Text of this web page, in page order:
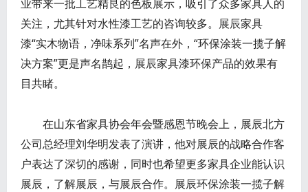
业带来一批工艺精良的色板展示，吸引了众多家具人的
关注，尤其针对水性漆工艺的咨询较多。展辰家具
漆“实木物语，净味系列”名声在外，“环保涂装一揽子解
决方案”更是声名鹊起，展辰家具漆环保产品的效果有
目共睹。
在山东省家具协会年会暨感恩节晚会上，展辰北方
公司总经理刘华明发表了演讲，他对展辰的战略合作客
户表达了深切的感谢，同时也希望更多家具企业能认识
展辰，了解展辰，与展辰合作。展辰环保涂装一揽子解